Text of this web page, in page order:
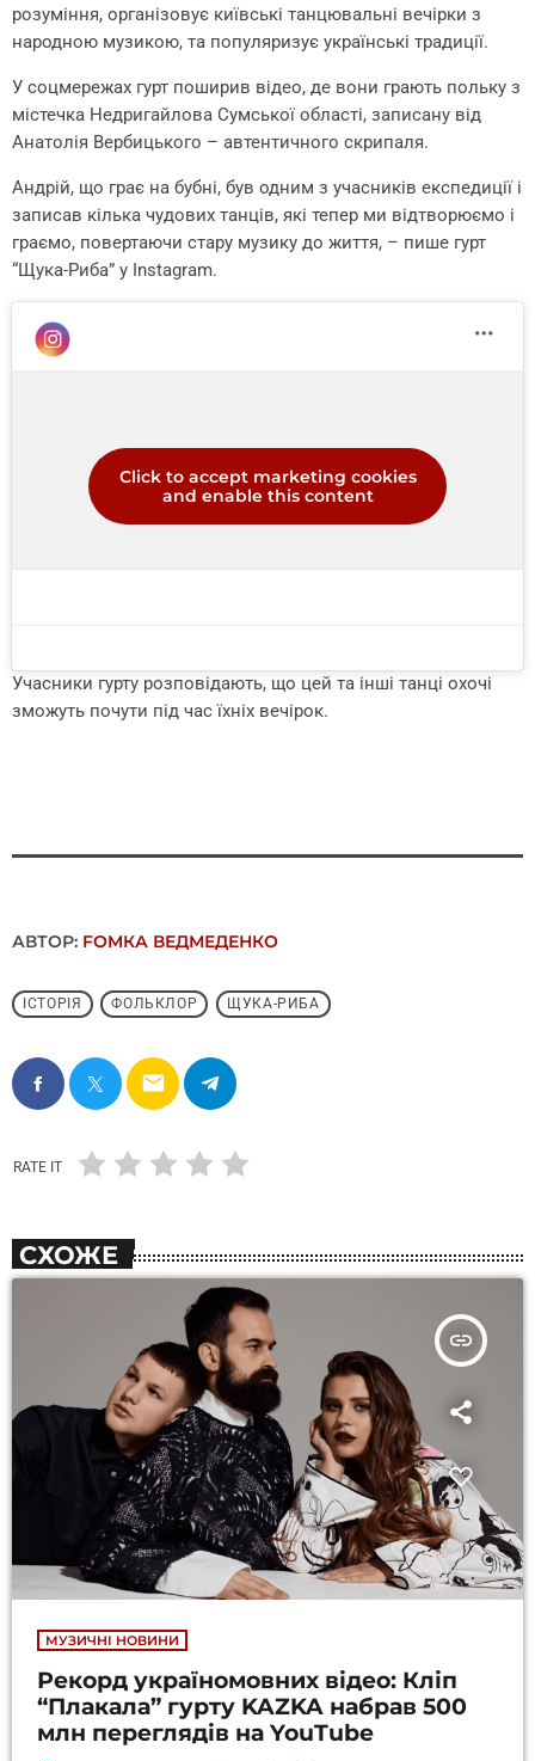
розуміння, організовує київські танцювальні вечірки з
народною музикою, та популяризує українські традиції.
У соцмережах гурт поширив відео, де вони грають польку з
містечка Недригайлова Сумської області, записану від
Анатолія Вербицького – автентичного скрипаля.
Андрій, що грає на бубні, був одним з учасників експедиції і
записав кілька чудових танців, які тепер ми відтворюємо і
граємо, повертаючи стару музику до життя, – пише гурт
“Щука-Риба” у Instagram.
Click to accept marketing cookies
and enable this content
Учасники гурту розповідають, що цей та інші танці охочі
зможуть почути під час їхніх вечірок.
АВТОР: FОMКА ВЕДМЕДЕНКО
ІСТОРІЯ ФОЛЬКЛОР ЩУКА-РИБА
email
RATE IT
СХОЖЕ
insert_link
МУЗИЧНІ НОВИНИ
Рекорд україномовних відео: Кліп
“Плакала” гурту KAZKA набрав 500
млн переглядів на YouTube